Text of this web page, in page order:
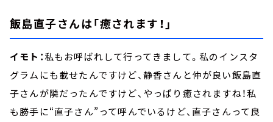
飯島直子さんは「癒されます！」
イモト：私もお呼ばれして行ってきまして。私のインスタ
グラムにも載せたんですけど、静香さんと仲が良い飯島直
子さんが隣だったんですけど、やっぱり癒されますね！私
も勝手に“直子さん”って呼んでいるけど、直子さんって良